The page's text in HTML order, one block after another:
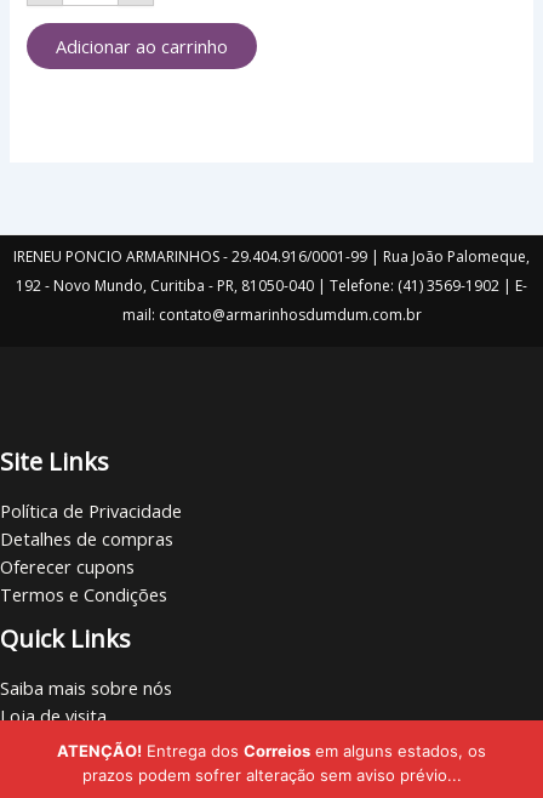
Adicionar ao carrinho
IRENEU PONCIO ARMARINHOS - 29.404.916/0001-99 | Rua João Palomeque,
192 - Novo Mundo, Curitiba - PR, 81050-040 | Telefone: (41) 3569-1902 | E-
mail: contato@armarinhosdumdum.com.br
Site Links
Política de Privacidade
Detalhes de compras
Oferecer cupons
Termos e Condições
Quick Links
Saiba mais sobre nós
Loja de visita
Vamos nos conectar
Localize lojas
ATENÇÃO! Entrega dos Correios em alguns estados, os
prazos podem sofrer alteração sem aviso prévio...